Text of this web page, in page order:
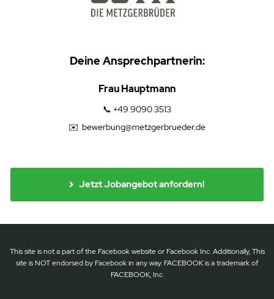
Deine Ansprechpartnerin:
Frau Hauptmann
📞 +49 9090 3513
✉️ bewerbung@metzgerbrueder.de
Jetzt Jobangebot anfordern!
This site is not a part of the Facebook website or Facebook Inc. Additionally, This
site is NOT endorsed by Facebook in any way. FACEBOOK is a trademark of
FACEBOOK, Inc.